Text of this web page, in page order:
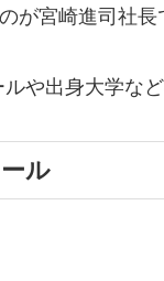
が宮崎進司社長
や出身大学な
ル